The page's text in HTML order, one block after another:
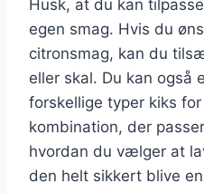
Husk, at du kan
egen smag. Hvis du
citronsmag, kan du
eller skal. Du kan også
forskellige typer kiks
kombination, der
hvordan du vælger at
den helt sikkert blive